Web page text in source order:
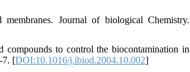
Journal of biological Chemistry.
to control the biocontamination in
7. [DOI:10.1016/j.ibiod.2004.10.002]